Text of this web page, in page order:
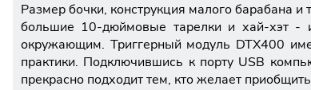
Размер бочки, конструкция малого барабана
большие 10-дюймовые тарелки и хай-хэт - и
окружающим. Триггерный модуль DTX400
практики. Подключившись к порту USB
прекрасно подходит тем, кто желает